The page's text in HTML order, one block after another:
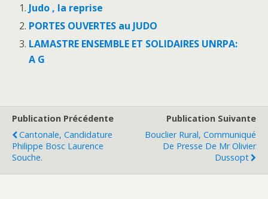
Judo , la reprise
PORTES OUVERTES au JUDO
LAMASTRE ENSEMBLE ET SOLIDAIRES UNRPA:
A G
Publication Précédente
Cantonale, Candidature
Philippe Bosc Laurence
Souche.
Publication Suivante
Bouclier Rural, Communiqué
De Presse De Mr Olivier
Dussopt